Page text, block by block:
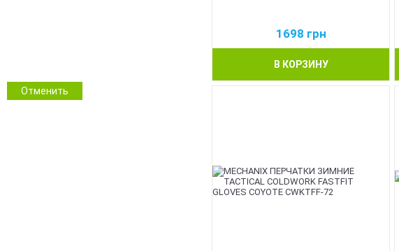
Зимовий камуфляж
Камуфляж
Отменить
1698 грн
В КОРЗИНУ